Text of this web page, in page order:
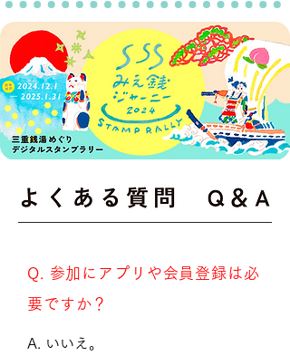
Q. 参加にアプリや会員登録は必
要ですか？
A. いいえ。